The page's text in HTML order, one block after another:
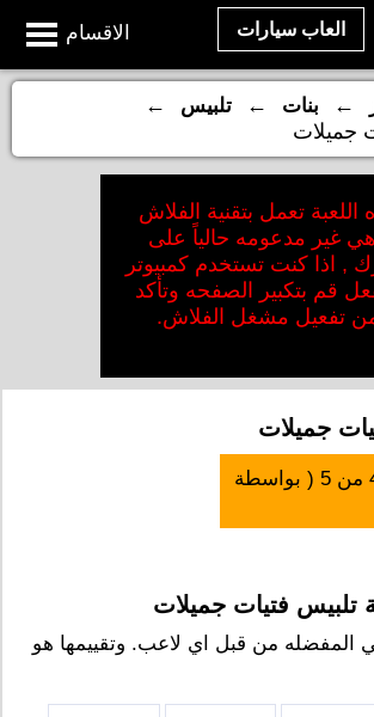
الاقسام العاب سيارات
← بنات ← تلبيس
←
جميلات
اللعبة تعمل بتقنية الفلاش
غير مدعومه حالياً على
, اذا كنت تستخدم كمبيوتر
قم بتكبير الصفحه وتأكد
تفعيل مشغل الفلاش.
جميلات
من5 ( بواسطة
تلبيس فتيات جميلات
المفضله من قبل اي لاعب. وتقييمها هو